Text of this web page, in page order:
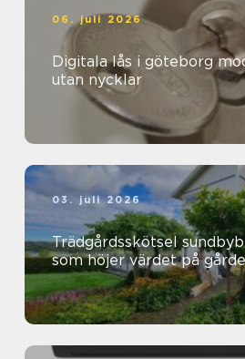
06. juli 2026
Digitala lås i göteborg modern säkerhet
utan nycklar
03. juli 2026
Trädgårdsskötsel sundbyberg
som höjer värdet på